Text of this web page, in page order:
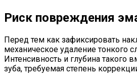
Риск повреждения
Перед тем как зафиксировать
механическое удаление тонкого
Интенсивность и глубина такого
зуба, требуемая степень